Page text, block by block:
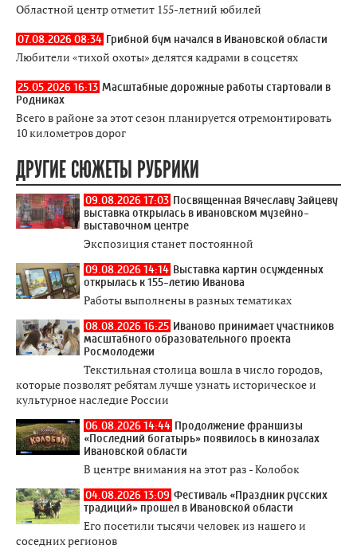
Областной центр отметит 155-летний юбилей
07.08.2026 08:34 Грибной бум начался в Ивановской области
Любители «тихой охоты» делятся кадрами в соцсетях
25.05.2026 16:13 Масштабные дорожные работы стартовали в
Родниках
Всего в районе за этот сезон планируется отремонтировать
10 километров дорог
ДРУГИЕ СЮЖЕТЫ РУБРИКИ
09.08.2026 17:03 Посвященная Вячеславу Зайцеву
выставка открылась в ивановском музейно-
выставочном центре
Экспозиция станет постоянной
09.08.2026 14:14 Выставка картин осужденных
открылась к 155-летию Иванова
Работы выполнены в разных тематиках
08.08.2026 16:25 Иваново принимает участников
масштабного образовательного проекта
Росмолодежи
Текстильная столица вошла в число городов,
которые позволят ребятам лучше узнать историческое и
культурное наследие России
06.08.2026 14:44 Продолжение франшизы
«Последний богатырь» появилось в кинозалах
Ивановской области
В центре внимания на этот раз - Колобок
04.08.2026 13:09 Фестиваль «Праздник русских
традиций» прошел в Ивановской области
Его посетили тысячи человек из нашего и
соседних регионов